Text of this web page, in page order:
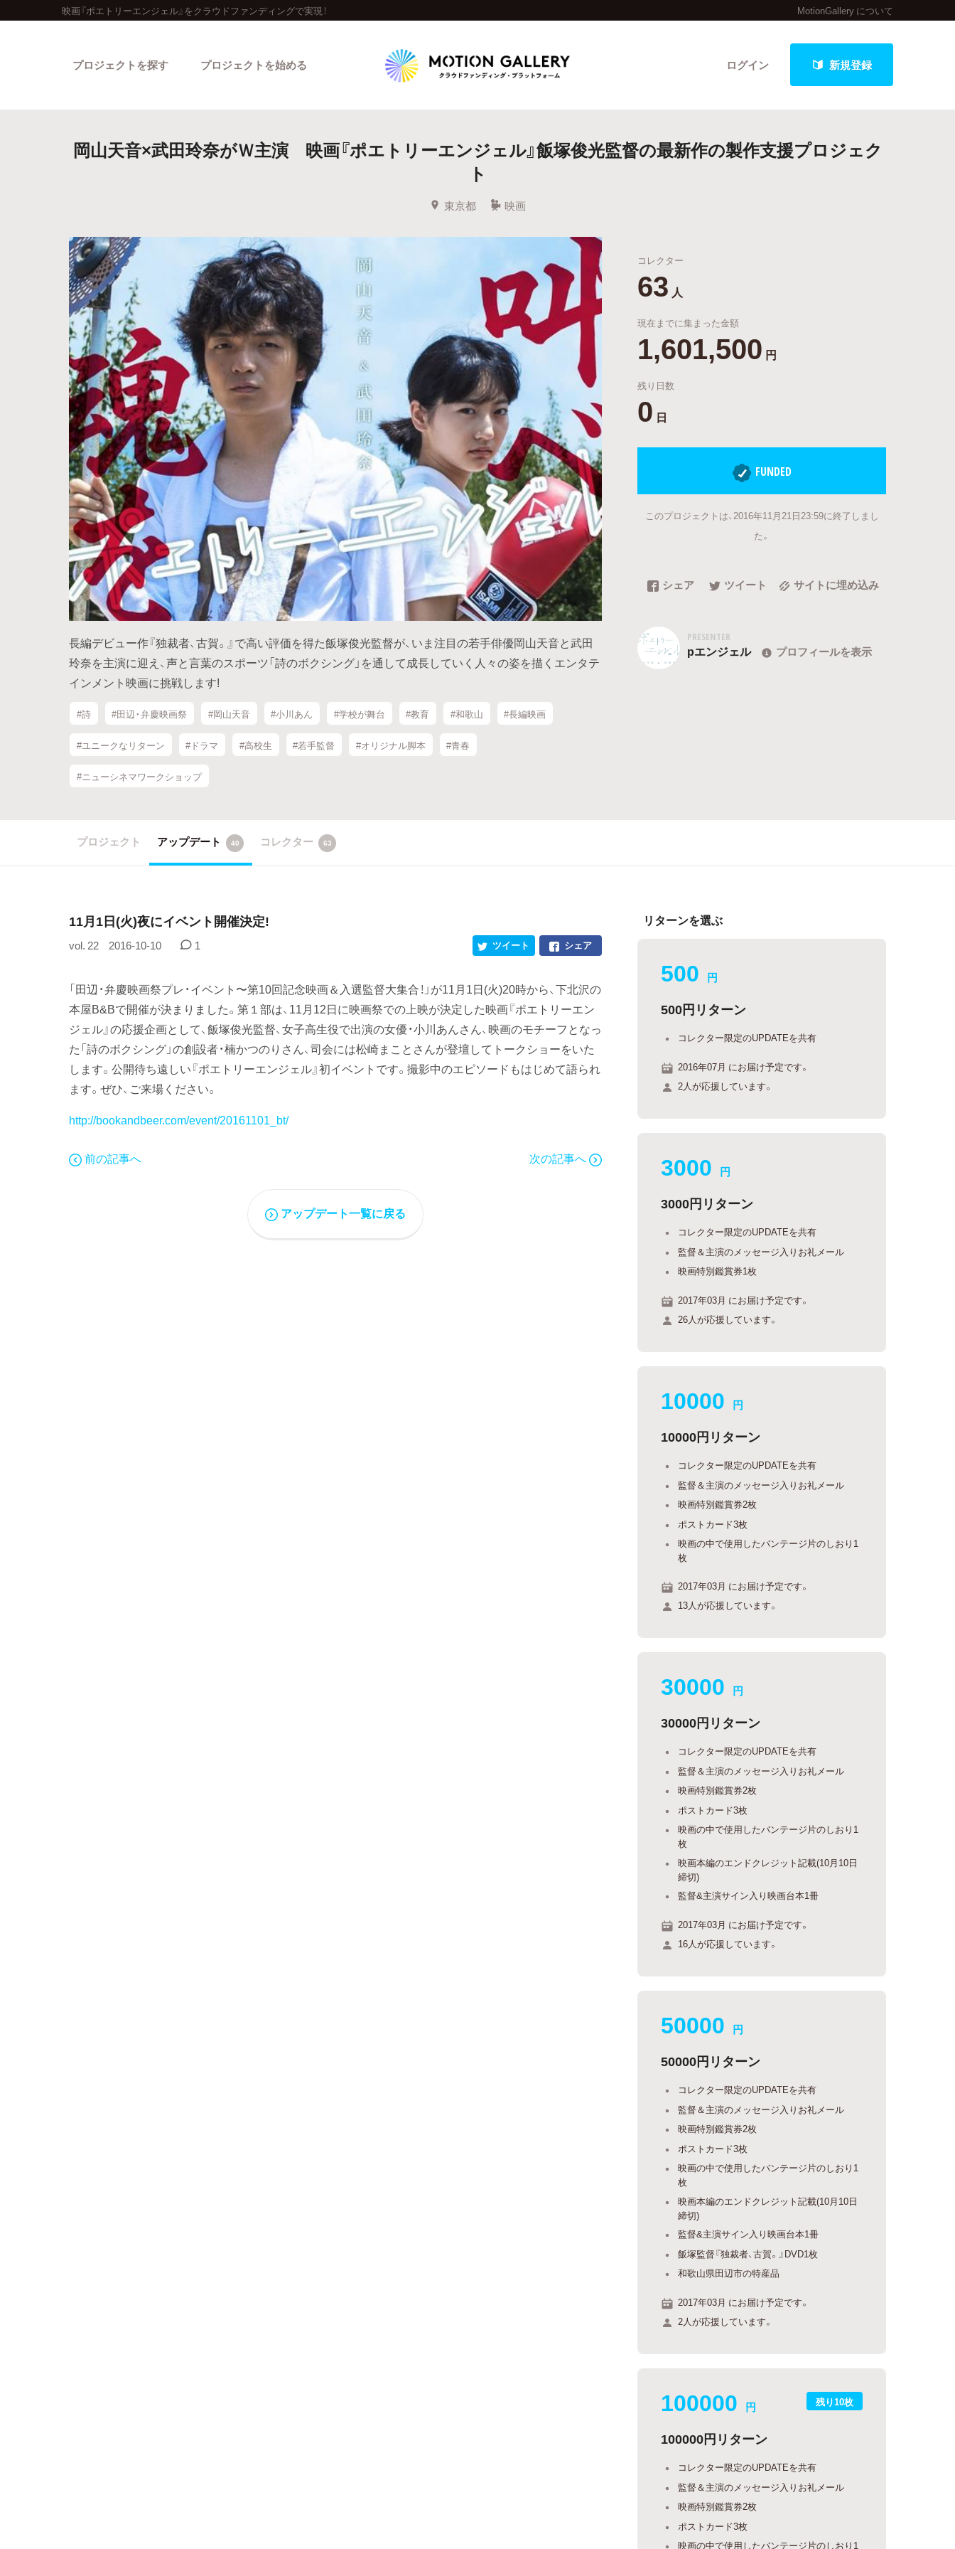
映画『ポエトリーエンジェル』をクラウドファンディングで実現！ MotionGallery について
ログイン 新規登録
プロジェクトを探す
人気のプロジェクト 新着プロジェクト 終了間近のプロジェクト
Feature
カテゴリーから探す タグから探す キュレーターから探す 特集から探す
Legendary
最新達成プロジェクト 調達額が大きいプロジェクト
プロジェクトを始める
岡山天音×武田玲奈がＷ主演 映画『ポエトリーエンジェル』飯塚俊光監督の最新作の製作支援プロジェク
ト
東京都 映画
長編デビュー作『独裁者、古賀。』で高い評価を得た飯塚俊光監督が、いま注目の若手俳優岡山天音と武田
玲奈を主演に迎え、声と言葉のスポーツ「詩のボクシング」を通して成長していく人々の姿を描くエンタテ
インメント映画に挑戦します!
#詩 #田辺・弁慶映画祭 #岡山天音 #小川あん #学校が舞台 #教育 #和歌山 #長編映画
#ユニークなリターン #ドラマ #高校生 #若手監督 #オリジナル脚本 #青春
#ニューシネマワークショップ
コレクター
63 人
現在までに集まった金額
1,601,500 円
残り日数
0 日
FUNDED
このプロジェクトは、2016年11月21日23:59に終了しまし
た。
シェア ツイート サイトに埋め込み
PRESENTER
pエンジェル プロフィールを表示
プロジェクト アップデート 40 コレクター 63
11月1日(火)夜にイベント開催決定!
vol. 22 2016-10-10 1 シェア
ツイート
「田辺・弁慶映画祭プレ・イベント〜第10回記念映画＆入選監督大集合！」が11月1日(火)20時から、下北沢の
本屋B&Bで開催が決まりました。第１部は、11月12日に映画祭での上映が決定した映画『ポエトリーエン
ジェル』の応援企画として、飯塚俊光監督、女子高生役で出演の女優・小川あんさん、映画のモチーフとなっ
た「詩のボクシング」の創設者・楠かつのりさん、司会には松崎まことさんが登壇してトークショーをいた
します。公開待ち遠しい『ポエトリーエンジェル』初イベントです。撮影中のエピソードもはじめて語られ
ます。ぜひ、ご来場ください。
http://bookandbeer.com/event/20161101_bt/
前の記事へ 次の記事へ
アップデート一覧に戻る
リターンを選ぶ
500 円
500円リターン
コレクター限定のUPDATEを共有
2016年07月 にお届け予定です。
2人が応援しています。
3000 円
3000円リターン
コレクター限定のUPDATEを共有
監督＆主演のメッセージ入りお礼メール
映画特別鑑賞券1枚
2017年03月 にお届け予定です。
26人が応援しています。
10000 円
10000円リターン
コレクター限定のUPDATEを共有
監督＆主演のメッセージ入りお礼メール
映画特別鑑賞券2枚
ポストカード3枚
映画の中で使用したバンテージ片のしおり1
枚
2017年03月 にお届け予定です。
13人が応援しています。
30000 円
30000円リターン
コレクター限定のUPDATEを共有
監督＆主演のメッセージ入りお礼メール
映画特別鑑賞券2枚
ポストカード3枚
映画の中で使用したバンテージ片のしおり1
枚
映画本編のエンドクレジット記載(10月10日
締切)
監督&主演サイン入り映画台本1冊
2017年03月 にお届け予定です。
16人が応援しています。
50000 円
50000円リターン
コレクター限定のUPDATEを共有
監督＆主演のメッセージ入りお礼メール
映画特別鑑賞券2枚
ポストカード3枚
映画の中で使用したバンテージ片のしおり1
枚
映画本編のエンドクレジット記載(10月10日
締切)
監督&主演サイン入り映画台本1冊
飯塚監督『独裁者、古賀。』DVD1枚
和歌山県田辺市の特産品
2017年03月 にお届け予定です。
2人が応援しています。
残り10枚
100000 円
100000円リターン
コレクター限定のUPDATEを共有
監督＆主演のメッセージ入りお礼メール
映画特別鑑賞券2枚
ポストカード3枚
映画の中で使用したバンテージ片のしおり1